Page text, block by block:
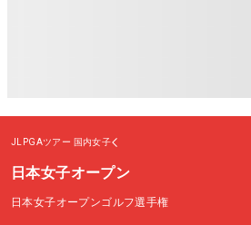
JLPGAツアー 国内女子
日本女子オープン
日本女子オープンゴルフ選手権